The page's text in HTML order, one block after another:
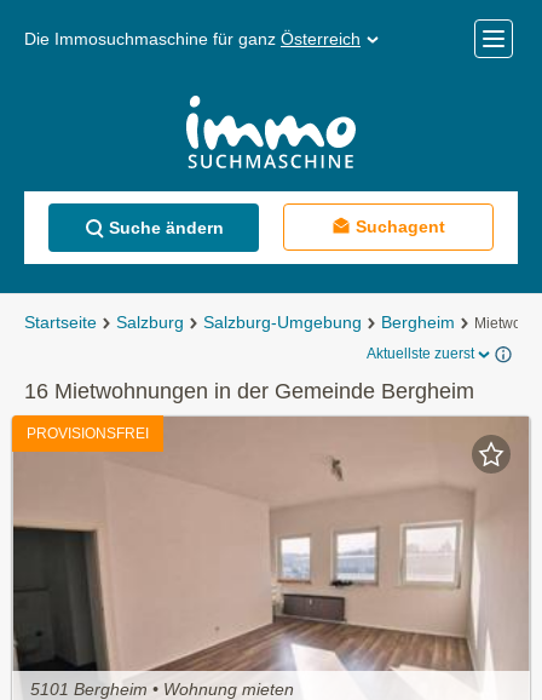
Die Immosuchmaschine für ganz Österreich
Menü
Suche ändern Suchagent
Startseite Salzburg Salzburg-Umgebung Bergheim
Aktuellste zuerst
16 Mietwohnungen in der Gemeinde Bergheim
PROVISIONSFREI
5101 Bergheim • Wohnung mieten